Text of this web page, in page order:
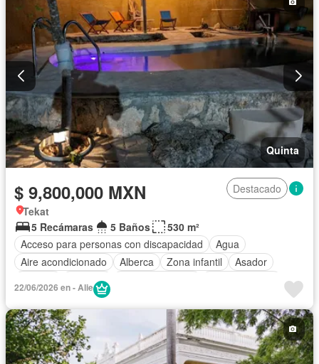
Quinta
$ 9,800,000 MXN
Destacado
Tekat
5 Recámaras
5 Baños
530 m²
Acceso para personas con discapacidad
Agua
Aire acondicionado
Alberca Zona infantil
Asador
Cisterna
Cuarto de Limpieza
Estacionamiento
Internet
Jardín
Despacho
Recámara con closet Azotea Terraza
Wifi
Zonas verdes
Parcialmente amueblado
22/06/2026 en - Alie